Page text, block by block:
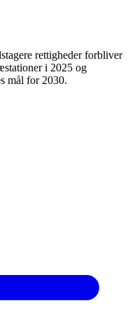
rettigheder forbliver
i 2025 og
mål for 2030.